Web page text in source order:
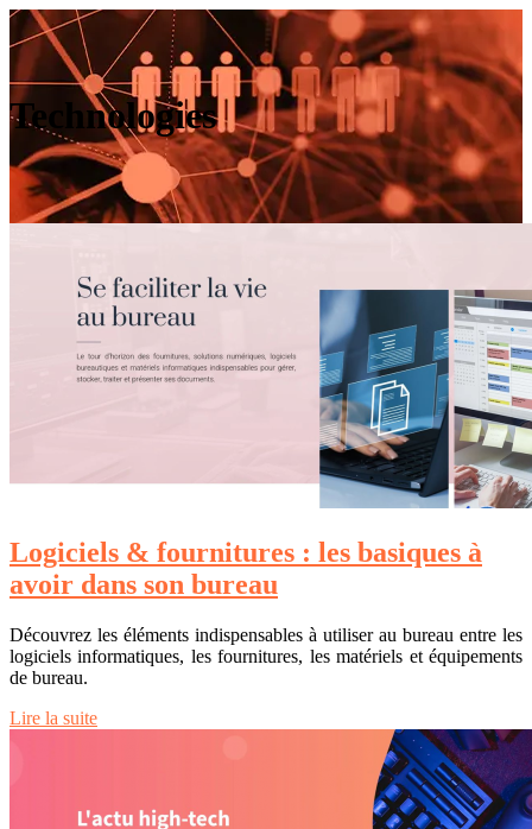
Technologies
Logiciels & fournitures : les basiques à
avoir dans son bureau
Découvrez les éléments indispensables à utiliser au bureau entre les
logiciels informatiques, les fournitures, les matériels et équipements
de bureau.
Lire la suite